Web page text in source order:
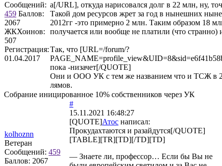
Сообщений:
459 Баллов:
2067
ЖКХоинов:
507
Регистрация:
01.04.2017
а[/URL], откуда нарисовался долг в 22 млн, ну,
Такой дом ресурсов жрет за год в нынешних
2012гг -это примерно 2 млн. Таким образом 18
получается или вообще не платили (что странно)
Так, что [URL=/forum/?
пока -низачет[/QUOTE]
Они и ООО УК с тем же названием что и ТСЖ в
лямов.
Собрание иницированное 10% собственников через УК
kolhoznn
Ветеран
Сообщений: 459
Баллов: 2067
#
15.11.2021 16:48:27
[QUOTE]Атос написал:
Прокудахтаются и разайдутся[/QUOTE]
[TABLE][TR][TD][/TD][TD]
— Знаете ли, профессор… Если бы Вы не